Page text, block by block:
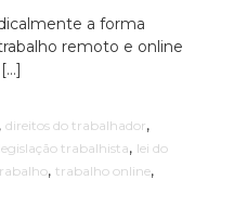
a forma
remoto e online
, direitos do trabalhador,
legislação trabalhista, lei do
, trabalho online,